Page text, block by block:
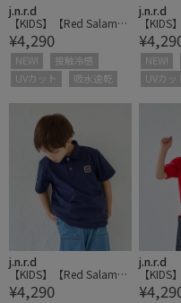
j.n.r.d
【KIDS】【Red Salaman
der】フロントプリントT
シャツ
¥4,290
NEW!
接触冷感
UVカット
吸水速乾
j.n.r.d
【KIDS
der】フ
シャツ
NEW!
UVカッ
j.n.r.d
【KIDS】【Red Salaman
der】プリントポロ
¥4,290
j.n.r.d
【KIDS
der】プ